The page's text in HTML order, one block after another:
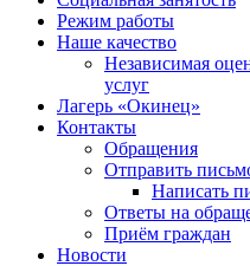
Режим работы
Наше качество
Независимая
услуг
Лагерь «Окинец»
Контакты
Обращения
Отправить
Написать
Ответы на
Приём граждан
Новости